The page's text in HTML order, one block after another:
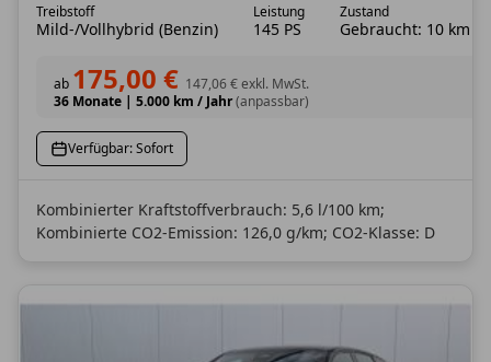
Treibstoff
Mild-/Vollhybrid (Benzin)
Leistung
145 PS
Zustand
Gebraucht: 10 km
ab 175,00 € 147,06 €exkl. MwSt.
36 Monate | 5.000 km / Jahr(anpassbar)
Verfügbar: Sofort
Kombinierter Kraftstoffverbrauch: 5,6 l/100 km;
Kombinierte CO2-Emission: 126,0 g/km; CO2-Klasse: D